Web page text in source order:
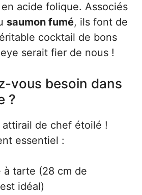
acide folique. Associés
saumon fumé, ils font de
cocktail de bons
serait fier de nous !
vous besoin dans
?
attirail de chef étoilé !
essentiel :
à tarte (28 cm de
idéal)